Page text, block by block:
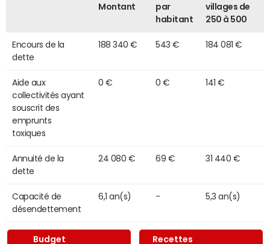
Montant
par
habitant
villages de
250 à 500
Encours de la
dette
188 340 € 543 € 184 081 €
Aide aux
collectivités ayant
souscrit des
emprunts
toxiques
0 € 0 € 141 €
Annuité de la
dette
24 080 € 69 € 31 440 €
Capacité de
désendettement
6,1 an(s) - 5,3 an(s)
Budget
Recettes